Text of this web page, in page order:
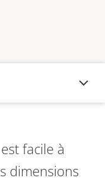
facile à
dimensions